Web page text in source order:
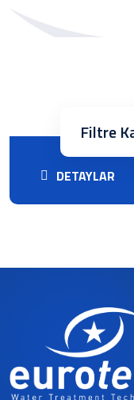
DETAYLAR
Filtre